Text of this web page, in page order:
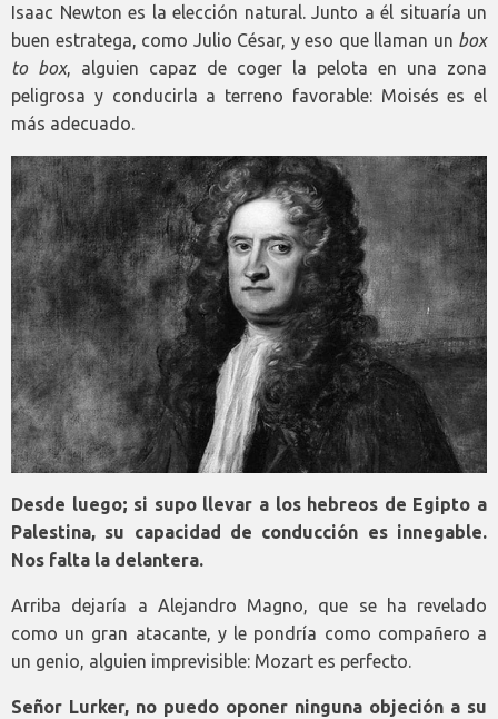
Isaac Newton es la elección natural. Junto a él situaría un
buen estratega, como Julio César, y eso que llaman un box
to box, alguien capaz de coger la pelota en una zona
peligrosa y conducirla a terreno favorable: Moisés es el
más adecuado.
Desde luego; si supo llevar a los hebreos de Egipto a
Palestina, su capacidad de conducción es innegable.
Nos falta la delantera.
Arriba dejaría a Alejandro Magno, que se ha revelado
como un gran atacante, y le pondría como compañero a
un genio, alguien imprevisible: Mozart es perfecto.
Señor Lurker, no puedo oponer ninguna objeción a su